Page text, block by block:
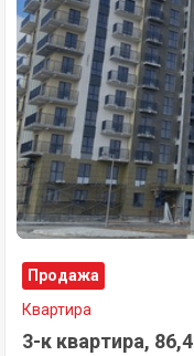
Продажа
Квартира
3-к квартира,